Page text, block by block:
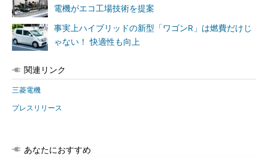
電機がエコ工場技術を提案
事実上ハイブリッドの新型「ワゴンR」は燃費だけじ
ゃない！ 快適性も向上
関連リンク
三菱電機
プレスリリース
あなたにおすすめ